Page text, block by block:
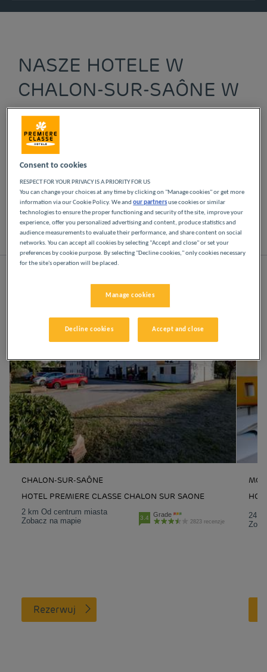
NASZE HOTELE W
CHALON-SUR-SAÔNE W
NISKICH CENACH
Odpręż się w naszych hotelach Première Classe w
Chalon-sur-Saône. Od chwili przyjazdu odkryjesz
przyjazne i wygodne. Jasne, nowoczesne
przestrzenie. Wszystko, czego potrzebujesz, aby
dobrze się wyspać w niskiej cenie.
Lista Mapa
CHALON-SUR-SAÔNE
HOTEL PREMIERE CLASSE CHALON SUR SAONE
2 km Od centrum miasta
Zobacz na mapie
3.4 Grade
2823 recenzje
Rezerwuj
24.3
Consent to cookies
RESPECT FOR YOUR PRIVACY IS A PRIORITY FOR US
You can change your choices at any time by clicking on "Manage cookies" or get more
information via our Cookie Policy. We andour partnersuse cookies or similar
technologies to ensure the proper functioning and security of the site, improve your
experience, offer you personalized advertising and content, produce statistics and
audience measurements to evaluate their performance, and share content on social
networks. You can accept all cookies by selecting "Accept and close" or set your
preferences by cookie purpose. By selecting "Decline cookies," only cookies necessary
for the site's operation will be placed.
Manage cookies
Decline cookies Accept and close